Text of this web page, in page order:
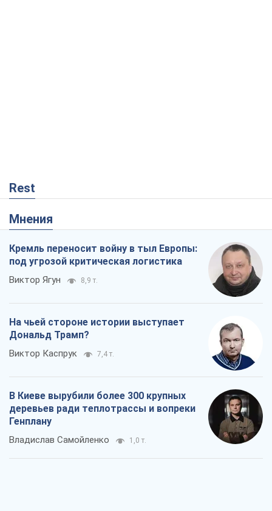
Rest
Мнения
Кремль переносит войну в тыл Европы:
под угрозой критическая логистика
Виктор Ягун 8,9 т.
На чьей стороне истории выступает
Дональд Трамп?
Виктор Каспрук 7,4 т.
В Киеве вырубили более 300 крупных
деревьев ради теплотрассы и вопреки
Генплану
Владислав Самойленко 1,0 т.